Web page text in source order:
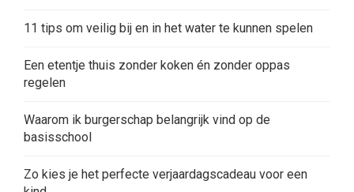
11 tips om veilig bij en in het water te kunnen spelen
Een etentje thuis zonder koken én zonder oppas
regelen
Waarom ik burgerschap belangrijk vind op de
basisschool
Zo kies je het perfecte verjaardagscadeau voor een